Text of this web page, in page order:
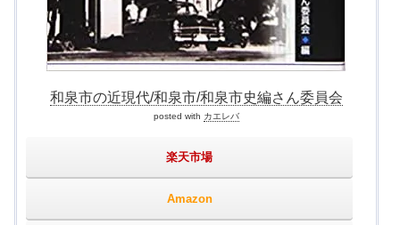
和泉市の近現代/和泉市/和泉市史編さん委員会
posted with カエレバ
楽天市場
Amazon